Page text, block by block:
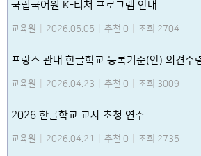
국립국어원 K-티처 프로그램 안내
교육원 2026.05.05 추천 0 조회 2704
프랑스 관내 한글학교 등록기준(안) 의견수
교육원 2026.04.23 추천 0 조회 3009
2026 한글학교 교사 초청 연수
교육원 2026.04.21 추천 0 조회 2735